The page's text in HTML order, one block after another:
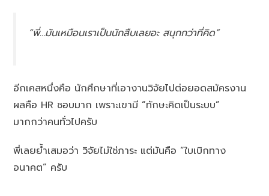
“พี่…มันเหมือนเราเป็นนักสืบเลยอะ สนุกกว่าที่คิด”
อีกเคสหนึ่งคือ นักศึกษาที่เอางานวิจัยไปต่อยอดสมัครงาน
ผลคือ HR ชอบมาก เพราะเขามี “ทักษะคิดเป็นระบบ”
มากกว่าคนทั่วไปครับ
พี่เลยย้ำเสมอว่า วิจัยไม่ใช่ภาระ แต่มันคือ “ใบเบิกทาง
อนาคต” ครับ